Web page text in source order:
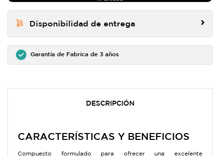
Disponibilidad de entrega
Garantía de Fabrica de 3 años
DESCRIPCIÓN
CARACTERÍSTICAS Y BENEFICIOS
Compuesto formulado para ofrecer una excelente